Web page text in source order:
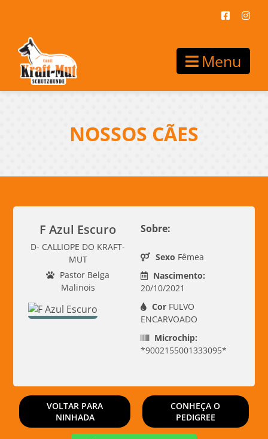
Menu
NOSSOS CÃES
F Azul Escuro
D- CALLIOPE DO KRAFT-
MUT
Pastor Belga
Malinois
Sobre:
Sexo Fêmea
Nascimento:
20/10/2021
CorFULVO
ENCARVOADO
Microchip:
*9002155001333095*
VOLTAR PARA
NINHADA
CONHEÇA O
PEDIGREE